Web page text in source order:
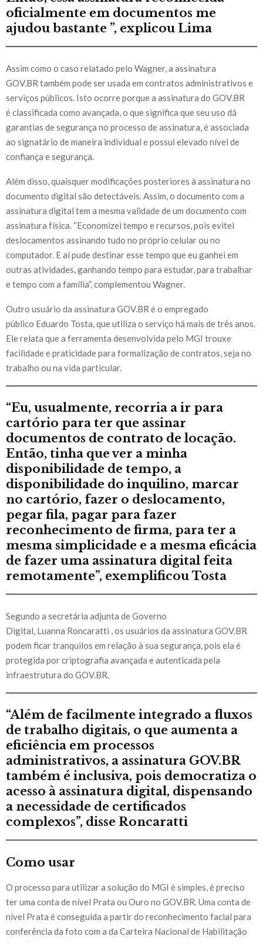
oficialmente em documentos me
ajudou bastante ”, explicou Lima
Assim como o caso relatado pelo Wagner, a assinatura
GOV.BR também pode ser usada em contratos administrativos e
serviços públicos. Isto ocorre porque a assinatura do GOV.BR
é classificada como avançada, o que significa que seu uso dá
garantias de segurança no processo de assinatura, é associada
ao signatário de maneira individual e possui elevado nível de
confiança e segurança.
Além disso, quaisquer modificações posteriores à assinatura no
documento digital são detectáveis. Assim, o documento com a
assinatura digital tem a mesma validade de um documento com
assinatura física. “Economizei tempo e recursos, pois evitei
deslocamentos assinando tudo no próprio celular ou no
computador. E aí pude destinar esse tempo que eu ganhei em
outras atividades, ganhando tempo para estudar, para trabalhar
e tempo com a família”, complementou Wagner.
Outro usuário da assinatura GOV.BR é o empregado
público Eduardo Tosta, que utiliza o serviço há mais de três anos.
Ele relata que a ferramenta desenvolvida pelo MGI trouxe
facilidade e praticidade para formalização de contratos, seja no
trabalho ou na vida particular.
“Eu, usualmente, recorria a ir para
cartório para ter que assinar
documentos de contrato de locação.
Então, tinha que ver a minha
disponibilidade de tempo, a
disponibilidade do inquilino, marcar
no cartório, fazer o deslocamento,
pegar fila, pagar para fazer
reconhecimento de firma, para ter a
mesma simplicidade e a mesma eficácia
de fazer uma assinatura digital feita
remotamente”, exemplificou Tosta
Segundo a secretária adjunta de Governo
Digital, Luanna Roncaratti , os usuários da assinatura GOV.BR
podem ficar tranquilos em relação à sua segurança, pois ela é
protegida por criptografia avançada e autenticada pela
infraestrutura do GOV.BR.
“Além de facilmente integrado a fluxos
de trabalho digitais, o que aumenta a
eficiência em processos
administrativos, a assinatura GOV.BR
também é inclusiva, pois democratiza o
acesso à assinatura digital, dispensando
a necessidade de certificados
complexos”, disse Roncaratti
Como usar
O processo para utilizar a solução do MGI é simples, é preciso
ter uma conta de nível Prata ou Ouro no GOV.BR. Uma conta de
nível Prata é conseguida a partir do reconhecimento facial para
conferência da foto com a da Carteira Nacional de Habilitação